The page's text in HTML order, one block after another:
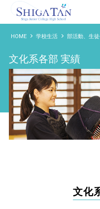
滋賀短期大学附属高等学校
HOME
学校生活 部活動、生
文化系各部 実績
文化